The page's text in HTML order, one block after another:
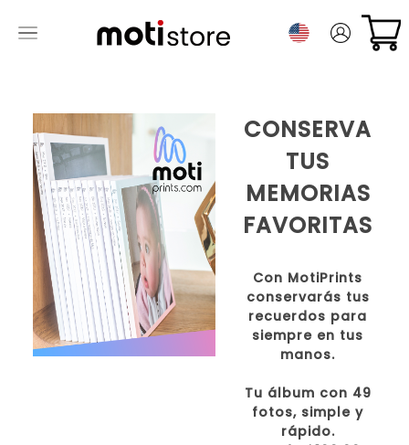
CONSERVA
TUS
MEMORIAS
FAVORITAS
Con MotiPrints
conservarás tus
recuerdos para
siempre en tus
manos.
Tu álbum con 49
fotos, simple y
rápido.